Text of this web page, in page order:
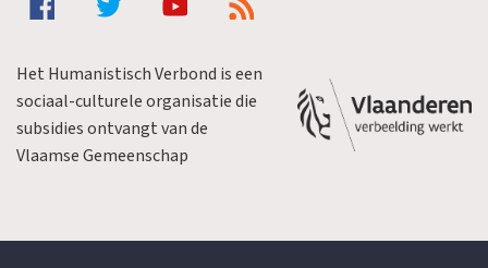
Het Humanistisch Verbond is een
sociaal-culturele organisatie die
subsidies ontvangt van de
Vlaamse Gemeenschap